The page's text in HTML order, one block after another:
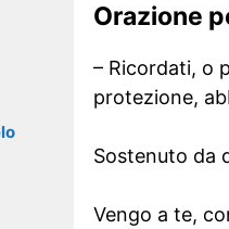
Orazione
– Ricordati, o
protezione,
Sostenuto da
Vengo a te,